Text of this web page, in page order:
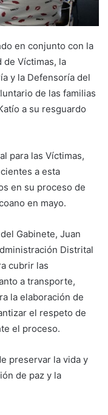
en conjunto con la
de Víctimas, la
y la Defensoría del
de las familias
a su resguardo
para las Víctimas,
a esta
en su proceso de
en mayo.
Gabinete, Juan
Distrital
cubrir las
a transporte,
la elaboración de
el respeto de
el proceso.
preservar la vida y
de paz y la